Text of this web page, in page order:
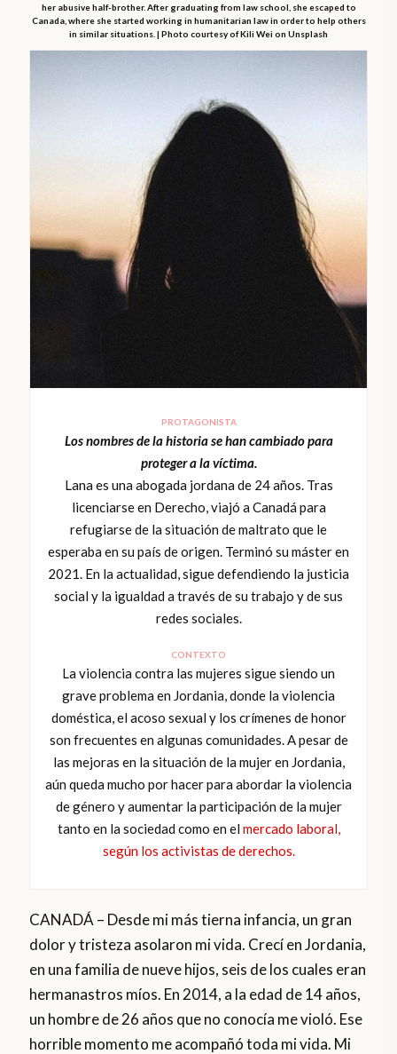
her abusive half-brother. After graduating from law school, she escaped to
Canada, where she started working in humanitarian law in order to help others
in similar situations. | Photo courtesy of Kili Wei on Unsplash
PROTAGONISTA
Los nombres de la historia se han cambiado para
proteger a la víctima.
Lana es una abogada jordana de 24 años. Tras
licenciarse en Derecho, viajó a Canadá para
refugiarse de la situación de maltrato que le
esperaba en su país de origen. Terminó su máster en
2021. En la actualidad, sigue defendiendo la justicia
social y la igualdad a través de su trabajo y de sus
redes sociales.
CONTEXTO
La violencia contra las mujeres sigue siendo un
grave problema en Jordania, donde la violencia
doméstica, el acoso sexual y los crímenes de honor
son frecuentes en algunas comunidades. A pesar de
las mejoras en la situación de la mujer en Jordania,
aún queda mucho por hacer para abordar la violencia
de género y aumentar la participación de la mujer
tanto en la sociedad como en el mercado laboral,
según los activistas de derechos.
CANADÁ – Desde mi más tierna infancia, un gran
dolor y tristeza asolaron mi vida. Crecí en Jordania,
en una familia de nueve hijos, seis de los cuales eran
hermanastros míos. En 2014, a la edad de 14 años,
un hombre de 26 años que no conocía me violó. Ese
horrible momento me acompañó toda mi vida. Mi